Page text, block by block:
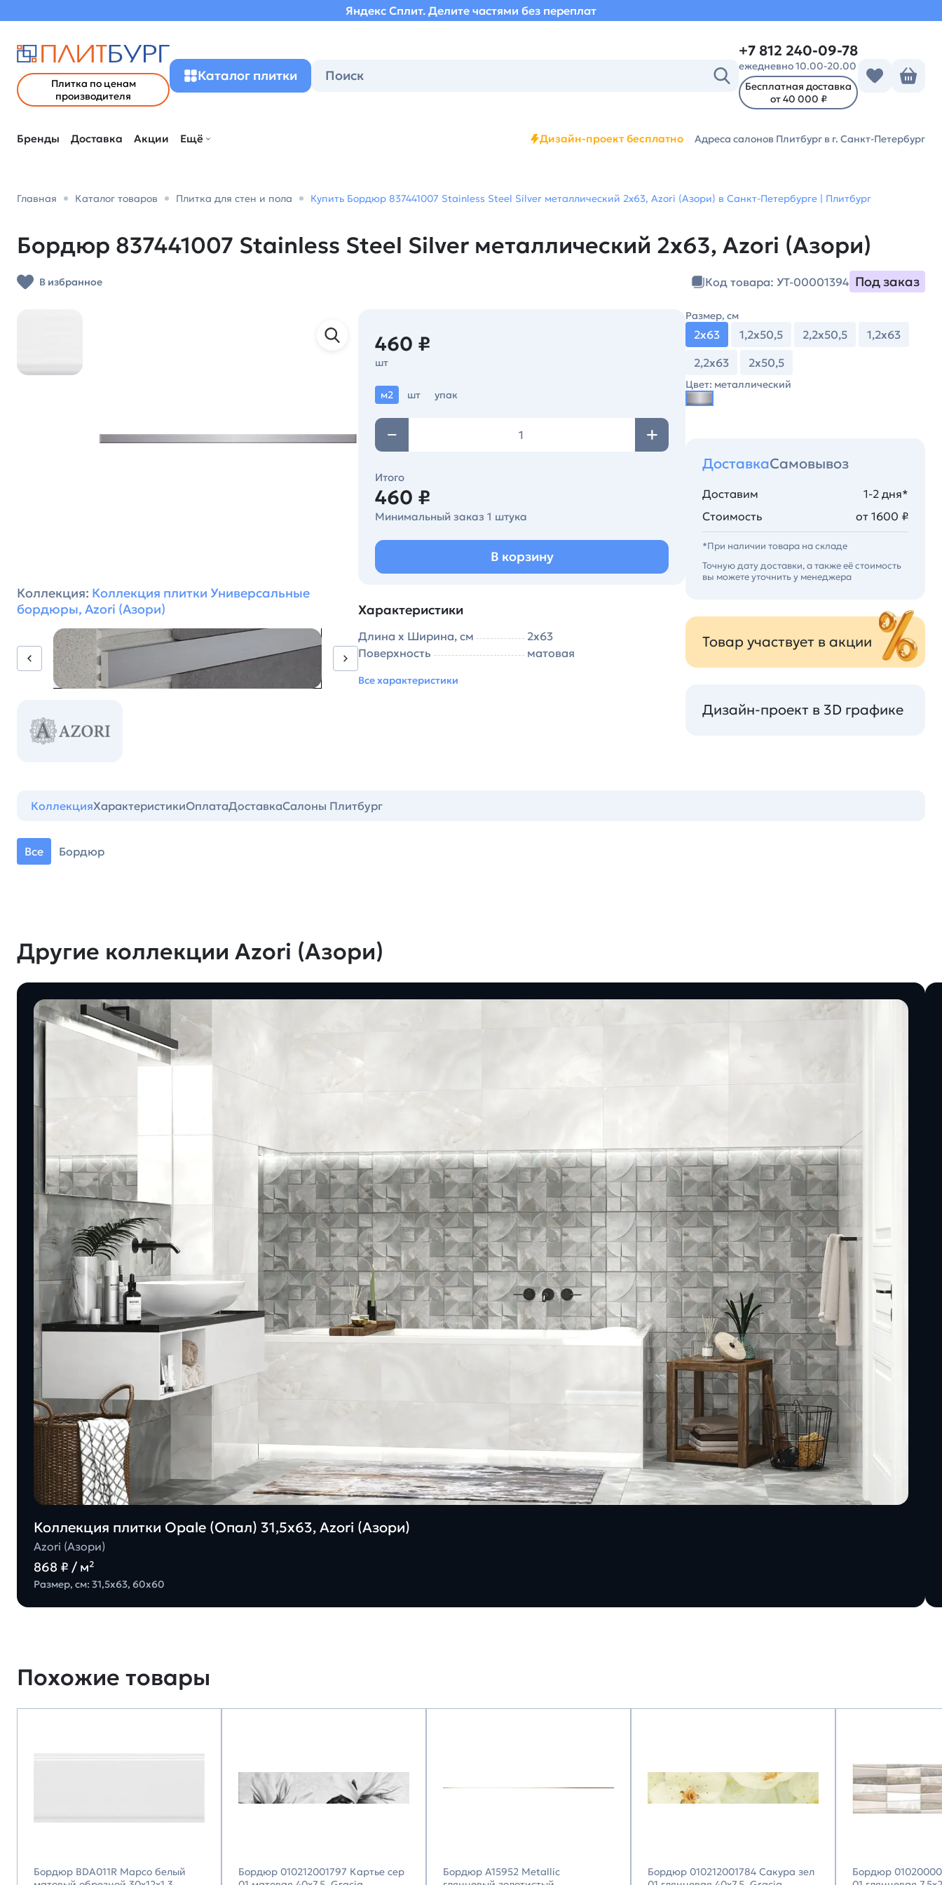
Яндекс Сплит. Делите частями без переплат
Плитка по ценам
производителя
Каталог плитки
+7 812 240-09-78
ежедневно 10.00-20.00
Бесплатная доставка
от 40 000 ₽
Бренды Доставка Акции Ещё Дизайн-проект бесплатно Адреса салонов Плитбург в г. Санкт-Петербург
Главная Каталог товаров Плитка для стен и пола Купить Бордюр 837441007 Stainless Steel Silver металлический 2х63, Azori (Азори) в Санкт-Петербурге | Плитбург
Бордюр 837441007 Stainless Steel Silver металлический 2х63, Azori (Азори)
В избранное Код товара: УТ-00001394 Под заказ
Коллекция: Коллекция плитки Универсальные
бордюры, Azori (Азори)
460 ₽
шт
м2 шт упак
Итого
460 ₽
Минимальный заказ 1 штука
В корзину
Характеристики
Длина х Ширина, см
2х63
Поверхность
матовая
Все характеристики
Размер, см
2х63 1,2х50,5 2,2х50,5
1,2х63
2,2х63
2х50,5
Цвет: металлический
ДоставкаСамовывоз
Доставим
1-2 дня*
Стоимость
от 1600 ₽
*При наличии товара на складе
Точную дату доставки, а также её стоимость
вы можете уточнить у менеджера
Товар участвует в акции
Дизайн-проект в 3D графике
КоллекцияХарактеристикиОплатаДоставкаСалоны Плитбург
Все Бордюр
Другие коллекции Azori (Азори)
Коллекция плитки Opale (Опал) 31,5х63, Azori (Азори)
Azori (Азори)
868 ₽ / м²
Размер, см: 31,5х63, 60х60
Похожие товары
Бордюр BDA011R Марсо белый
Бордюр 010212001797 Картье сер
Бордюр A15952 Metallic
Бордюр 010212001784 Сакура зел
Бордюр